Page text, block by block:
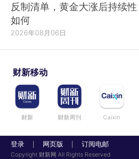
反制清单，黄金大涨后持续性
如何
2026年08月06日
财新移动
财新 财新周刊 Caixin
登录 网页版 订阅电邮
Copyright 财新网 All Rights Reserved